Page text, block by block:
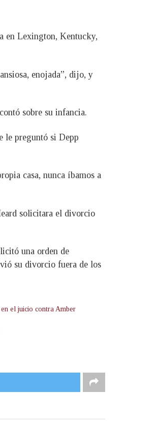
en Lexington, Kentucky,
enojada”, dijo, y
sobre su infancia.
le preguntó si Depp
casa, nunca íbamos a
solicitara el divorcio
una orden de
su divorcio fuera de los
el juicio contra Amber